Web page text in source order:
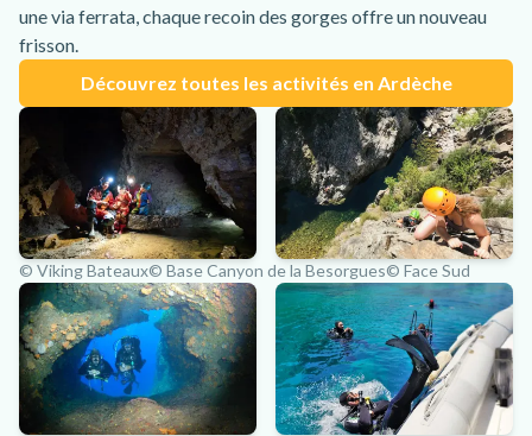
une via ferrata, chaque recoin des gorges offre un nouveau
frisson.
Découvrez toutes les activités en Ardèche
© Viking Bateaux© Base Canyon de la Besorgues© Face Sud